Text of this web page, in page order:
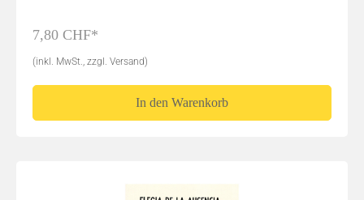
7,80 CHF*
(inkl. MwSt., zzgl. Versand)
In den Warenkorb